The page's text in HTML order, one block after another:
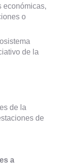
económicas,
o
de la
de la
de
a